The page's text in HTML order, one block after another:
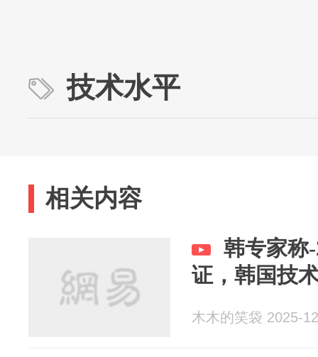
技术水平
相关内容
韩专家称
证，韩国技
木木的笑袋 2025-